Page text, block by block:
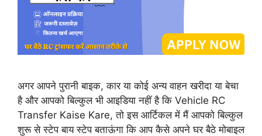
अगर आपने पुरानी बाइक, कार या कोई अन्य वाहन खरीदा या बेचा
है और आपको बिल्कुल भी आइडिया नहीं है कि Vehicle RC
Transfer Kaise Kare, तो इस आर्टिकल में मैं आपको बिल्कुल
शुरू से स्टेप बाय स्टेप बताऊंगा कि आप कैसे अपने घर बैठे मोबाइल